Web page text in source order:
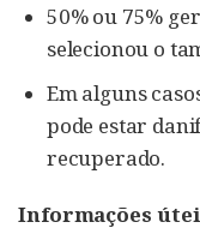
50% ou 75%
selecionou o
Em alguns
pode estar
recuperado.
Informações